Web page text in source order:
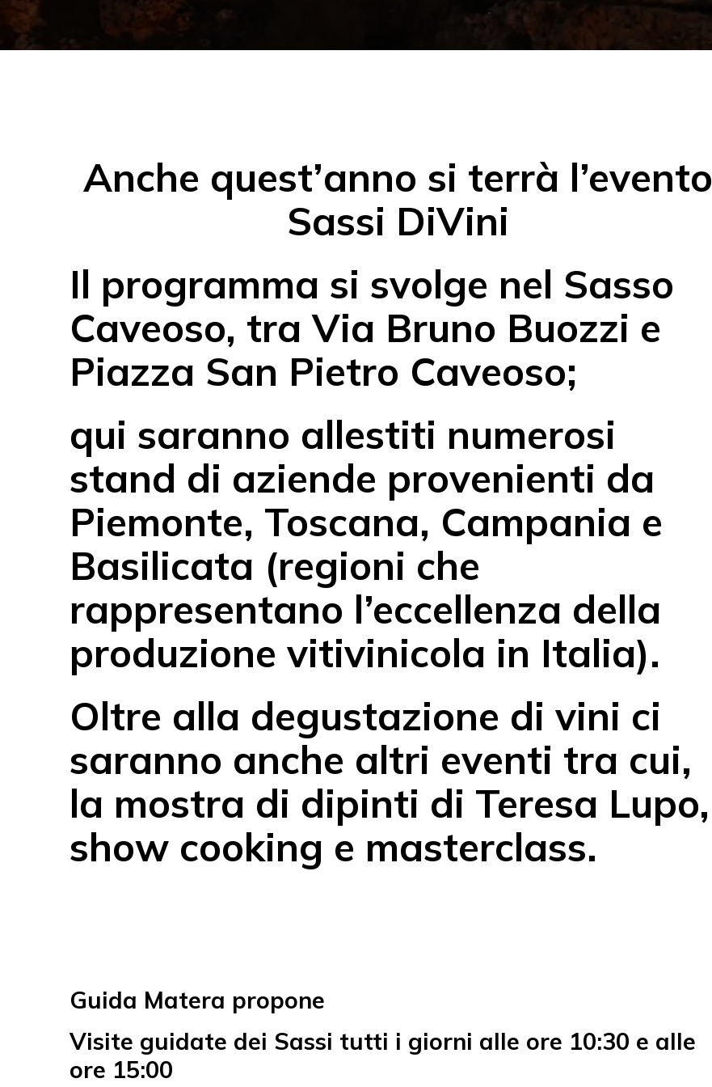
Anche quest’anno si terrà l’evento
Sassi DiVini
Il programma si svolge nel Sasso
Caveoso, tra Via Bruno Buozzi e
Piazza San Pietro Caveoso;
qui saranno allestiti numerosi
stand di aziende provenienti da
Piemonte, Toscana, Campania e
Basilicata (regioni che
rappresentano l’eccellenza della
produzione vitivinicola in Italia).
Oltre alla degustazione di vini ci
saranno anche altri eventi tra cui,
la mostra di dipinti di Teresa Lupo,
show cooking e masterclass.
Guida Matera propone
Visite guidate dei Sassi tutti i giorni alle ore 10:30 e alle
ore 15:00